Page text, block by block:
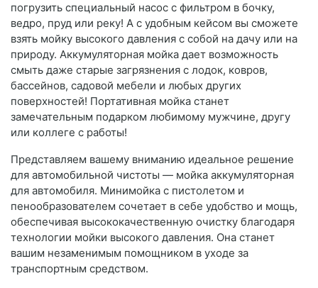
погрузить специальный насос с фильтром в бочку,
ведро, пруд или реку! А с удобным кейсом вы сможете
взять мойку высокого давления с собой на дачу или на
природу. Аккумуляторная мойка дает возможность
смыть даже старые загрязнения с лодок, ковров,
бассейнов, садовой мебели и любых других
поверхностей! Портативная мойка станет
замечательным подарком любимому мужчине, другу
или коллеге с работы!
Представляем вашему вниманию идеальное решение
для автомобильной чистоты — мойка аккумуляторная
для автомобиля. Минимойка с пистолетом и
пенообразователем сочетает в себе удобство и мощь,
обеспечивая высококачественную очистку благодаря
технологии мойки высокого давления. Она станет
вашим незаменимым помощником в уходе за
транспортным средством.